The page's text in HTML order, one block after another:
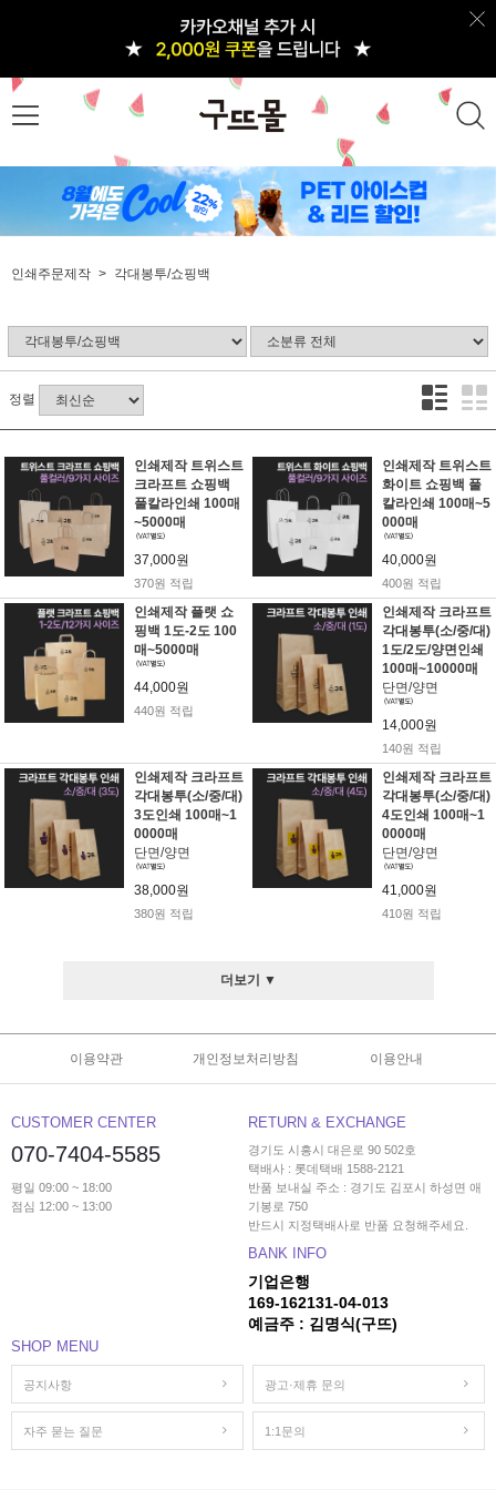
인쇄주문제작 각대봉투/쇼핑백
정렬
인쇄제작 트위스트
크라프트 쇼핑백
풀칼라인쇄 100매
~5000매
37,000원
370원 적립
인쇄제작 트위스트
화이트 쇼핑백 풀
칼라인쇄 100매~5
000매
40,000원
400원 적립
인쇄제작 플랫 쇼
핑백 1도-2도 100
매~5000매
44,000원
440원 적립
인쇄제작 크라프트
각대봉투(소/중/대)
1도/2도/양면인쇄
100매~10000매
단면/양면
14,000원
140원 적립
인쇄제작 크라프트
각대봉투(소/중/대)
3도인쇄 100매~1
0000매
단면/양면
38,000원
380원 적립
인쇄제작 크라프트
각대봉투(소/중/대)
4도인쇄 100매~1
0000매
단면/양면
41,000원
410원 적립
더보기 ▼
이용약관 개인정보처리방침 이용안내
CUSTOMER CENTER
070-7404-5585
평일 09:00 ~ 18:00
점심 12:00 ~ 13:00
RETURN & EXCHANGE
경기도 시흥시 대은로 90 502호
택배사 : 롯데택배 1588-2121
반품 보내실 주소 : 경기도 김포시 하성면 애
기봉로 750
반드시 지정택배사로 반품 요청해주세요.
BANK INFO
기업은행
169-162131-04-013
예금주 : 김명식(구뜨)
SHOP MENU
공지사항 광고·제휴 문의
자주 묻는 질문 1:1문의